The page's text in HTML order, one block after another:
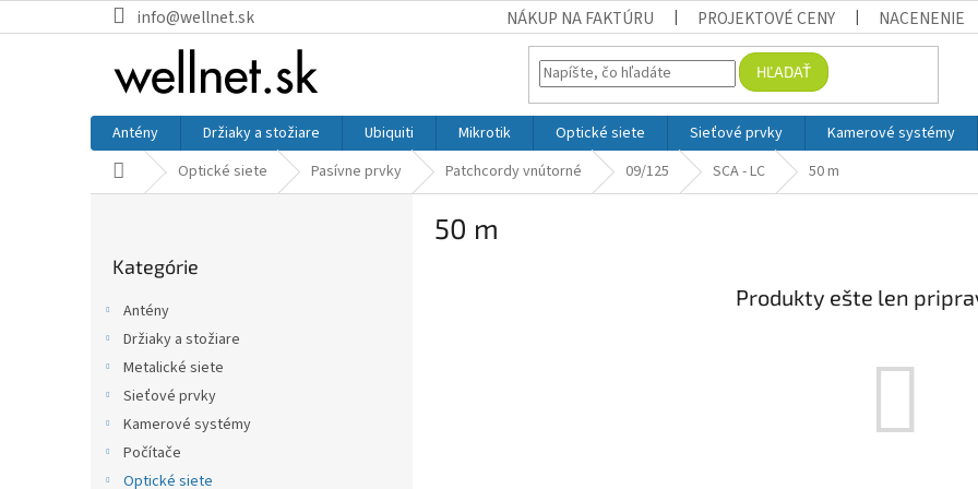
info@wellnet.sk NÁKUP NA FAKTÚRU PROJEKTOVÉ CENY NACENENIE
HĽADAŤ
Antény Držiaky a stožiare Ubiquiti Mikrotik Optické siete Sieťové prvky Kamerové systémy
Domov Optické siete Pasívne prvky Patchcordy vnútorné 09/125 SCA - LC 50 m
Kategórie
Antény
Držiaky a stožiare
Metalické siete
Sieťové prvky
Kamerové systémy
Počítače
Optické siete
50 m
Produkty ešte len